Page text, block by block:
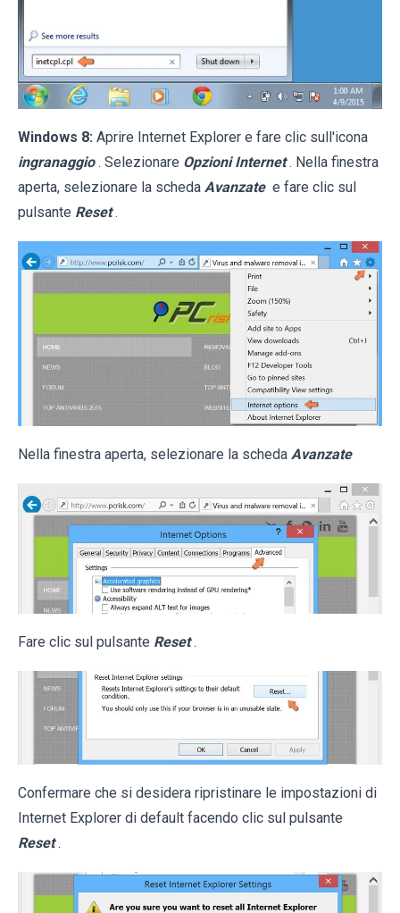
Windows 8: Aprire Internet Explorer e fare clic sull'icona
ingranaggio . Selezionare Opzioni Internet . Nella finestra
aperta, selezionare la scheda Avanzate e fare clic sul
pulsante Reset .
Nella finestra aperta, selezionare la scheda Avanzate
Fare clic sul pulsante Reset .
Confermare che si desidera ripristinare le impostazioni di
Internet Explorer di default facendo clic sul pulsante
Reset .